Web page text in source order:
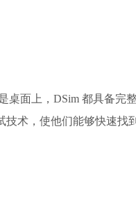
桌面上，DSim 都具备完
术，使他们能够快速找